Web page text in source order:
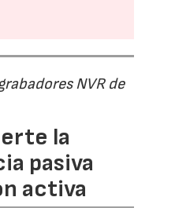
NVR de
la
pasiva
activa